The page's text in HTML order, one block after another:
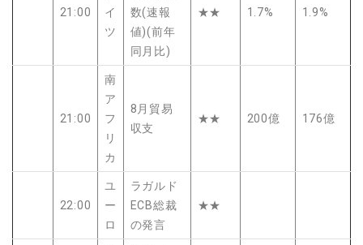
21:00
イ
ツ
数(速報
値)(前年
同月比)
★★ 1.7% 1.9%
21:00
南
ア
フ
リ
カ
8月貿易
収支
★★ 200億 176億
22:00
ユ
ー
ロ
ラガルド
ECB総裁
の発言
★★